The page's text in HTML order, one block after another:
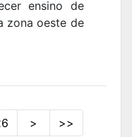
ensino de
zona oeste de
> >>